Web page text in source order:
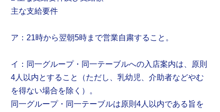
主な支給要件
ア：21時から翌朝5時まで営業自粛すること。
イ：同一グループ・同一テーブルへの入店案内は、原則
4人以内とすること（ただし、乳幼児、介助者などやむ
を得ない場合を除く）。
同一グループ・同一テーブルは原則4人以内である旨を